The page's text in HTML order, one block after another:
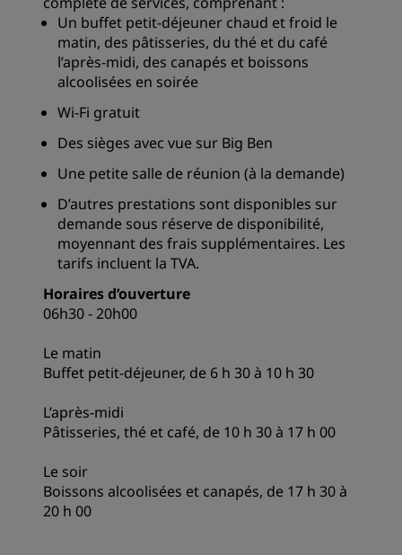
Un buffet petit-déjeuner chaud et froid le
matin, des pâtisseries, du thé et du café
l’après-midi, des canapés et boissons
alcoolisées en soirée
Wi-Fi gratuit
Des sièges avec vue sur Big Ben
Une petite salle de réunion (à la demande)
D’autres prestations sont disponibles sur
demande sous réserve de disponibilité,
moyennant des frais supplémentaires. Les
tarifs incluent la TVA.
Horaires d’ouverture
06h30 - 20h00
Le matin
Buffet petit-déjeuner, de 6 h 30 à 10 h 30
L’après-midi
Pâtisseries, thé et café, de 10 h 30 à 17 h 00
Le soir
Boissons alcoolisées et canapés, de 17 h 30 à
20 h 00